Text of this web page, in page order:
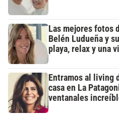
Las mejores fotos
Belén Ludueña y
playa, relax y una
Entramos al living
casa en La
ventanales